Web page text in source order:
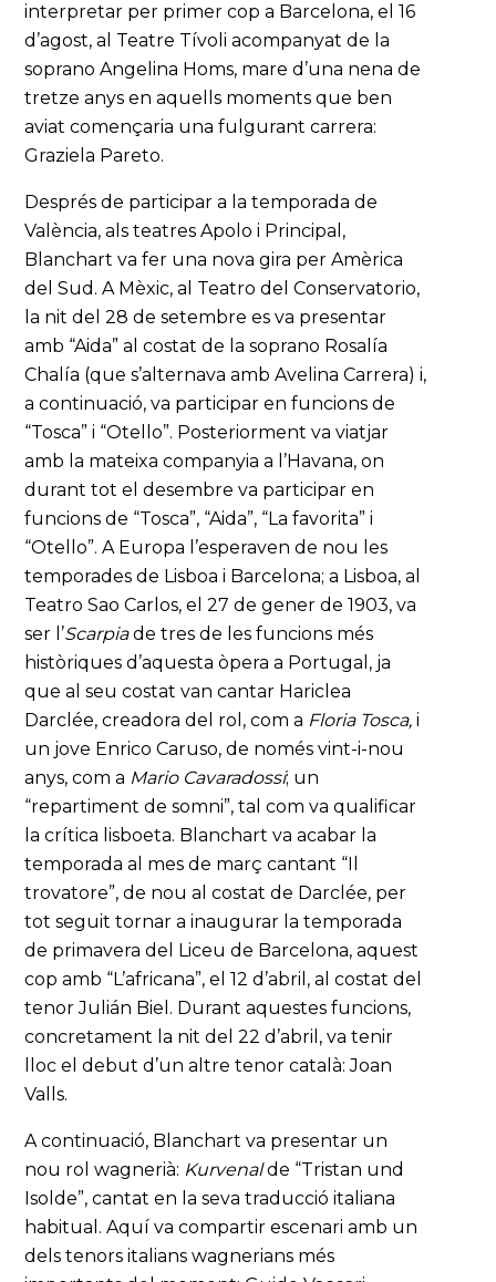
interpretar per primer cop a Barcelona, el 16
d’agost, al Teatre Tívoli acompanyat de la
soprano Angelina Homs, mare d’una nena de
tretze anys en aquells moments que ben
aviat començaria una fulgurant carrera:
Graziela Pareto.
Després de participar a la temporada de
València, als teatres Apolo i Principal,
Blanchart va fer una nova gira per Amèrica
del Sud. A Mèxic, al Teatro del Conservatorio,
la nit del 28 de setembre es va presentar
amb “Aida” al costat de la soprano Rosalía
Chalía (que s’alternava amb Avelina Carrera) i,
a continuació, va participar en funcions de
“Tosca” i “Otello”. Posteriorment va viatjar
amb la mateixa companyia a l’Havana, on
durant tot el desembre va participar en
funcions de “Tosca”, “Aida”, “La favorita” i
“Otello”. A Europa l’esperaven de nou les
temporades de Lisboa i Barcelona; a Lisboa, al
Teatro Sao Carlos, el 27 de gener de 1903, va
ser l’Scarpiade tres de les funcions més
històriques d’aquesta òpera a Portugal, ja
que al seu costat van cantar Hariclea
Darclée, creadora del rol, com a Floria Tosca, i
un jove Enrico Caruso, de només vint-i-nou
anys, com a Mario Cavaradossi; un
“repartiment de somni”, tal com va qualificar
la crítica lisboeta. Blanchart va acabar la
temporada al mes de març cantant “Il
trovatore”, de nou al costat de Darclée, per
tot seguit tornar a inaugurar la temporada
de primavera del Liceu de Barcelona, aquest
cop amb “L’africana”, el 12 d’abril, al costat del
tenor Julián Biel. Durant aquestes funcions,
concretament la nit del 22 d’abril, va tenir
lloc el debut d’un altre tenor català: Joan
Valls.
A continuació, Blanchart va presentar un
nou rol wagnerià: Kurvenalde “Tristan und
Isolde”, cantat en la seva traducció italiana
habitual. Aquí va compartir escenari amb un
dels tenors italians wagnerians més